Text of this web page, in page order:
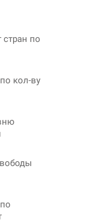
стран по
кол-ву